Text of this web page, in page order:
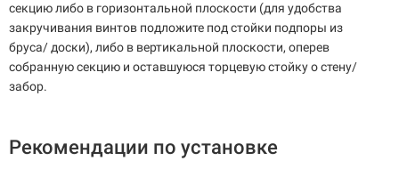
секцию либо в горизонтальной плоскости (для удобства
закручивания винтов подложите под стойки подпоры из
бруса/ доски), либо в вертикальной плоскости, оперев
собранную секцию и оставшуюся торцевую стойку о стену/
забор.
Рекомендации по установке